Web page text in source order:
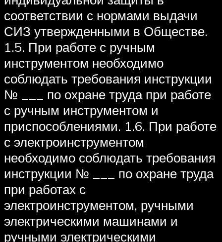
соответствии с нормами выдачи
СИЗ утвержденными в Обществе.
1.5. При работе с ручным
инструментом необходимо
соблюдать требования инструкции
№ ___ по охране труда при работе
с ручным инструментом и
приспособлениями. 1.6. При работе
с электроинструментом
необходимо соблюдать требования
инструкции № ___ по охране труда
при работах с
электроинструментом, ручными
электрическими машинами и
ручными электрическими